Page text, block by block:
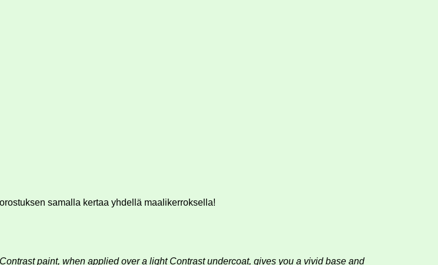
samalla kertaa yhdellä maalikerroksella!
paint, when applied over a light Contrast undercoat, gives you a vivid base and